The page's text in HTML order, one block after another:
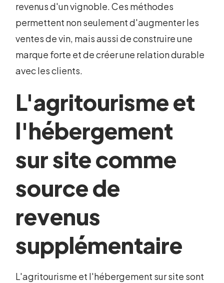
revenus d'un vignoble. Ces méthodes
permettent non seulement d'augmenter les
ventes de vin, mais aussi de construire une
marque forte et de créer une relation durable
avec les clients.
L'agritourisme et
l'hébergement
sur site comme
source de
revenus
supplémentaire
L'agritourisme et l'hébergement sur site sont